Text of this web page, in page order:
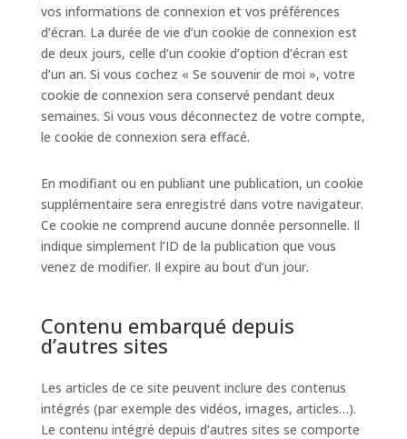
vos informations de connexion et vos préférences
d’écran. La durée de vie d’un cookie de connexion est
de deux jours, celle d’un cookie d’option d’écran est
d’un an. Si vous cochez « Se souvenir de moi », votre
cookie de connexion sera conservé pendant deux
semaines. Si vous vous déconnectez de votre compte,
le cookie de connexion sera effacé.
En modifiant ou en publiant une publication, un cookie
supplémentaire sera enregistré dans votre navigateur.
Ce cookie ne comprend aucune donnée personnelle. Il
indique simplement l’ID de la publication que vous
venez de modifier. Il expire au bout d’un jour.
Contenu embarqué depuis
d’autres sites
Les articles de ce site peuvent inclure des contenus
intégrés (par exemple des vidéos, images, articles…).
Le contenu intégré depuis d’autres sites se comporte